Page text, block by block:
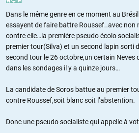
Dans le même genre en ce moment au
essayent de faire battre Roussef..avec non
contre elle…la première pseudo écolo
premier tour(Silva) et un second lapin sorti
second tour le 26 octobre,un certain Neves
dans les sondages il y a quinze jours…
La candidate de Soros battue au premier
contre Roussef,soit blanc soit l’abstention.
Donc une pseudo socialiste qui appelle à